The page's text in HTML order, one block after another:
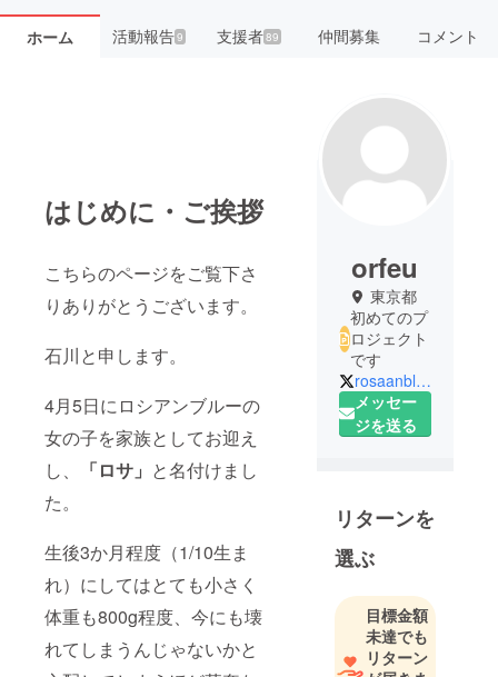
ホーム 活動報告9 支援者89 仲間募集 コメント
はじめに・ご挨拶
こちらのページをご覧下さ
りありがとうございます。
石川と申します。
4月5日にロシアンブルーの
女の子を家族としてお迎え
し、
「ロサ」 と名付けまし
た。
生後3か月程度（1/10生ま
れ）にしてはとても小さく
体重も800g程度、今にも壊
れてしまうんじゃないかと
orfeu
東京都
初めてのプ
ロジェクト
です
rosaanblue
メッセー
ジを送る
リターンを
選ぶ
目標金額
未達でも
リターン